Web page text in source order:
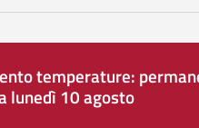
temperature:
lunedì 10 agosto